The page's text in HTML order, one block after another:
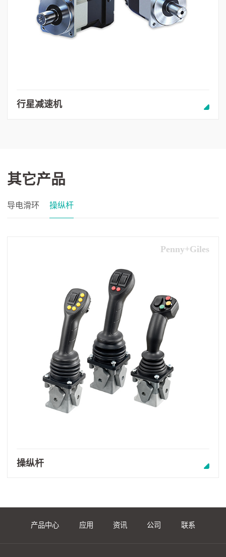
行星减速机
其它产品
导电滑环 操纵杆
Penny+Giles
操纵杆
产品中心 应用 资讯 公司 联系